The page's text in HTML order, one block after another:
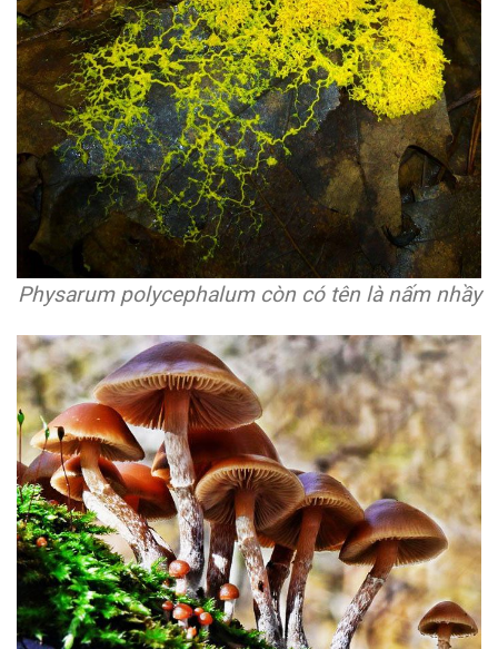
Physarum polycephalum còn có tên là nấm nhầy